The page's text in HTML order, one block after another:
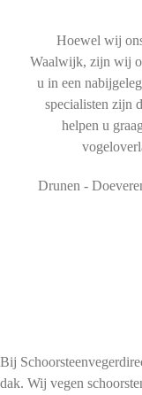
Hoewel wij
Waalwijk, zijn wij
u in een
specialisten zijn
helpen u
Drunen -
Bij
dak. Wij vegen